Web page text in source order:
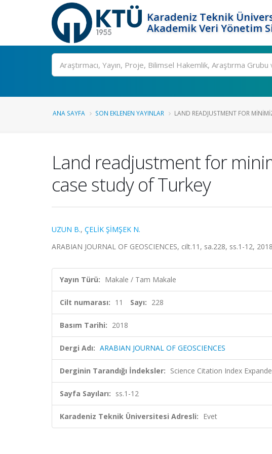
Karadeniz Teknik
Akademik Veri Yönetim
Ara
ANA SAYFA SON EKLENEN YAYINLAR LAND READJUSTMENT FOR
Land readjustment for
case study of Turkey
UZUN B., ÇELİK ŞİMŞEK N.
ARABIAN JOURNAL OF GEOSCIENCES, cilt.11, sa.228, ss.1-12,
Yayın Türü: Makale / Tam Makale
Cilt numarası: 11 Sayı: 228
Basım Tarihi: 2018
Dergi Adı: ARABIAN JOURNAL OF GEOSCIENCES
Derginin Tarandığı İndeksler: Science Citation Index
Sayfa Sayıları: ss.1-12
Karadeniz Teknik Üniversitesi Adresli: Evet